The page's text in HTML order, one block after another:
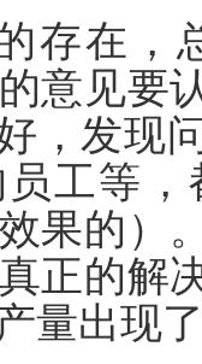
存在，
意见要
，发现
工等
果的）
正的解
量出现